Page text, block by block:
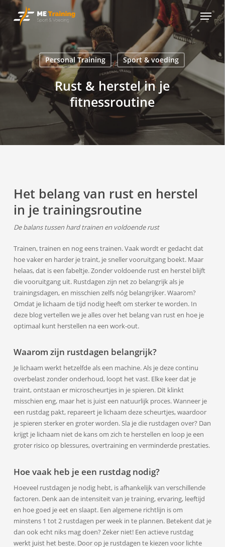
Skip
Menu
Personal Training Sport & voeding
Rust & herstel in je
fitnessroutine
Het belang van rust en herstel
in je trainingsroutine
De balans tussen hard trainen en voldoende rust
Trainen, trainen en nog eens trainen. Vaak wordt er gedacht dat
hoe vaker en harder je traint, je sneller vooruitgang boekt. Maar
helaas, dat is een fabeltje. Zonder voldoende rust en herstel blijft
die vooruitgang uit. Rustdagen zijn net zo belangrijk als je
trainingsdagen, en misschien zelfs nóg belangrijker. Waarom?
Omdat je lichaam de tijd nodig heeft om sterker te worden. In
deze blog vertellen we je alles over het belang van rust en hoe je
optimaal kunt herstellen na een work-out.
Waarom zijn rustdagen belangrijk?
Je lichaam werkt hetzelfde als een machine. Als je deze continu
overbelast zonder onderhoud, loopt het vast. Elke keer dat je
traint, ontstaan er microscheurtjes in je spieren. Dit klinkt
misschien eng, maar het is juist een natuurlijk proces. Wanneer je
een rustdag pakt, repareert je lichaam deze scheurtjes, waardoor
je spieren sterker en groter worden. Sla je die rustdagen over? Dan
krijgt je lichaam niet de kans om zich te herstellen en loop je een
groter risico op blessures, overtraining en verminderde prestaties.
Hoe vaak heb je een rustdag nodig?
Hoeveel rustdagen je nodig hebt, is afhankelijk van verschillende
factoren. Denk aan de intensiteit van je training, ervaring, leeftijd
en hoe goed je eet en slaapt. Een algemene richtlijn is om
minstens 1 tot 2 rustdagen per week in te plannen. Betekent dat je
dan ook echt niks mag doen? Zeker niet! Een actieve rustdag
werkt juist het beste. Door op je rustdagen te kiezen voor lichte